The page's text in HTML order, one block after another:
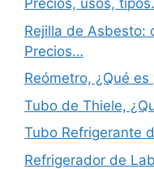
Precios, usos,
Rejilla de Asbesto:
Precios…
Reómetro, ¿Qué
Tubo de Thiele,
Tubo Refrigerante
Refrigerador de